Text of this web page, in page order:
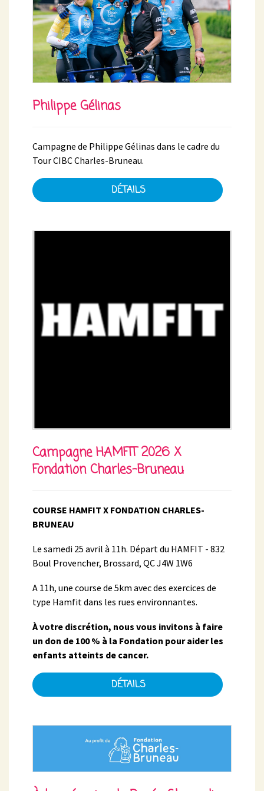
Philippe Gélinas
Campagne de Philippe Gélinas dans le cadre du
Tour CIBC Charles-Bruneau.
DÉTAILS
Campagne HAMFIT 2026 X
Fondation Charles-Bruneau
COURSE HAMFIT X FONDATION CHARLES-
BRUNEAU
Le samedi 25 avril à 11h. Départ du HAMFIT - 832
Boul Provencher, Brossard, QC J4W 1W6
A 11h, une course de 5km avec des exercices de
type Hamfit dans les rues environnantes.
À votre discrétion, nous vous invitons à faire
un don de 100 % à la Fondation pour aider les
enfants atteints de cancer.
DÉTAILS